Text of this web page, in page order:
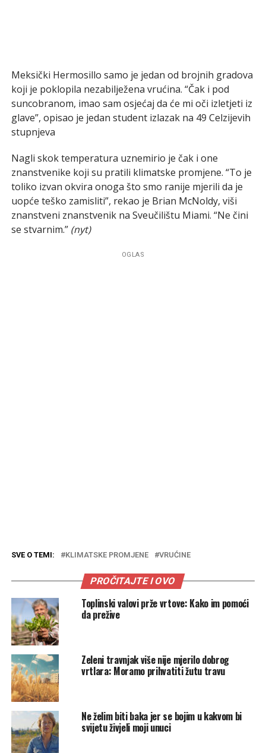
Meksički Hermosillo samo je jedan od brojnih gradova
koji je poklopila nezabilježena vrućina. “Čak i pod
suncobranom, imao sam osjećaj da će mi oči izletjeti iz
glave”, opisao je jedan student izlazak na 49 Celzijevih
stupnjeva
Nagli skok temperatura uznemirio je čak i one
znanstvenike koji su pratili klimatske promjene. “To je
toliko izvan okvira onoga što smo ranije mjerili da je
uopće teško zamisliti”, rekao je Brian McNoldy, viši
znanstveni znanstvenik na Sveučilištu Miami. “Ne čini
se stvarnim.” (nyt)
OGLAS
SVE O TEMI: KLIMATSKE PROMJENE VRUĆINE
PROČITAJTE I OVO
Toplinski valovi prže vrtove: Kako im pomoći
da prežive
Zeleni travnjak više nije mjerilo dobrog
vrtlara: Moramo prihvatiti žutu travu
Ne želim biti baka jer se bojim u kakvom bi
svijetu živjeli moji unuci